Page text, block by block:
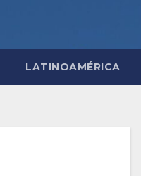
LATINOAMÉRICA